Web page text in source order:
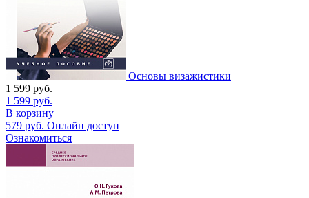
Основы визажистики
1 599 руб.
1 599 руб.
В корзину
579 руб. Онлайн доступ
Ознакомиться